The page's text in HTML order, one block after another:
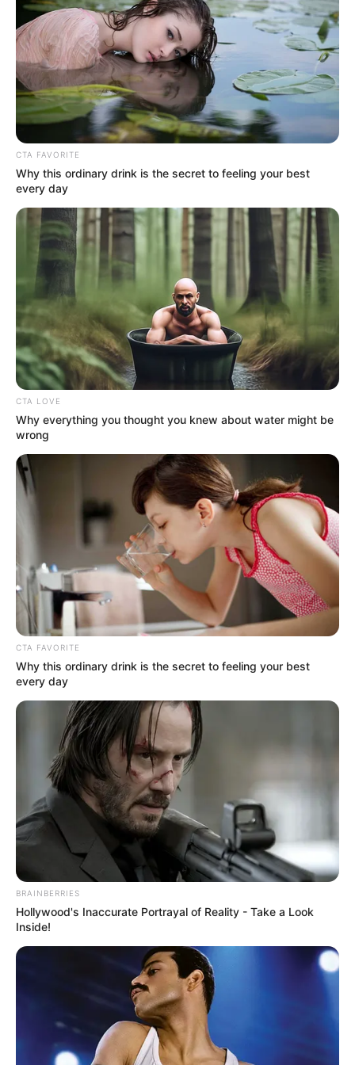
CTA FAVORITE
Why this ordinary drink is the secret to feeling your best
every day
CTA LOVE
Why everything you thought you knew about water might be
wrong
CTA FAVORITE
Why this ordinary drink is the secret to feeling your best
every day
BRAINBERRIES
Hollywood's Inaccurate Portrayal of Reality - Take a Look
Inside!